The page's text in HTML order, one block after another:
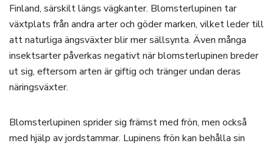
Finland, särskilt längs vägkanter. Blomsterlupinen tar
växtplats från andra arter och göder marken, vilket leder till
att naturliga ängsväxter blir mer sällsynta. Även många
insektsarter påverkas negativt när blomsterlupinen breder
ut sig, eftersom arten är giftig och tränger undan deras
näringsväxter.
Blomsterlupinen sprider sig främst med frön, men också
med hjälp av jordstammar. Lupinens frön kan behålla sin